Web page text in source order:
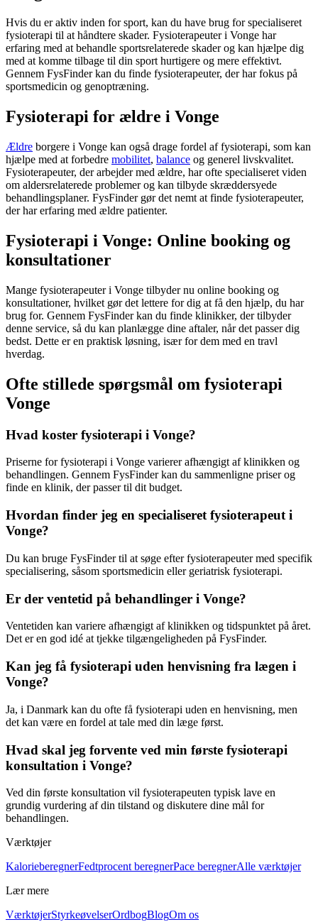
Hvis du er aktiv inden for sport, kan du have brug for specialiseret
fysioterapi til at håndtere skader. Fysioterapeuter i Vonge har
erfaring med at behandle sportsrelaterede skader og kan hjælpe dig
med at komme tilbage til din sport hurtigere og mere effektivt.
Gennem FysFinder kan du finde fysioterapeuter, der har fokus på
sportsmedicin og genoptræning.
Fysioterapi for ældre i Vonge
Ældre borgere i Vonge kan også drage fordel affysioterapi, som kan
hjælpe med at forbedre mobilitet, balance og generel livskvalitet.
Fysioterapeuter, der arbejder med ældre, har ofte specialiseret viden
om aldersrelaterede problemer og kan tilbyde skræddersyede
behandlingsplaner. FysFinder gør det nemt at finde fysioterapeuter,
der har erfaring med ældre patienter.
Fysioterapi i Vonge: Online booking og
konsultationer
Mange fysioterapeuter i Vonge tilbyder nu online booking og
konsultationer, hvilket gør det lettere for dig at få den hjælp, du har
brug for. Gennem FysFinder kan du finde klinikker, der tilbyder
denne service, så du kan planlægge dine aftaler, når det passer dig
bedst. Dette er en praktisk løsning, især for dem med en travl
hverdag.
Ofte stillede spørgsmål om fysioterapi
Vonge
Hvad koster fysioterapi i Vonge?
Priserne forfysioterapi i Vonge varierer afhængigt af klinikken og
behandlingen. Gennem FysFinder kan du sammenligne priser og
finde en klinik, der passer til dit budget.
Hvordan finder jeg en specialiseret fysioterapeut i
Vonge?
Du kan bruge FysFinder til at søge efter fysioterapeuter med specifik
specialisering, såsom sportsmedicin eller geriatrisk fysioterapi.
Er der ventetid på behandlinger i Vonge?
Ventetiden kan variere afhængigt af klinikken og tidspunktet på året.
Det er en god idé at tjekke tilgængeligheden på FysFinder.
Kan jeg få fysioterapi uden henvisning fra lægen i
Vonge?
Ja, i Danmark kan du ofte få fysioterapi uden en henvisning, men
det kan være en fordel at tale med din læge først.
Hvad skal jeg forvente ved min første fysioterapi
konsultation i Vonge?
Ved din første konsultation vil fysioterapeuten typisk lave en
grundig vurdering af din tilstand og diskutere dine mål for
behandlingen.
Værktøjer
KalorieberegnerFedtprocent beregnerPace beregnerAlle værktøjer
Lær mere
VærktøjerStyrkeøvelserOrdbogBlogOm os